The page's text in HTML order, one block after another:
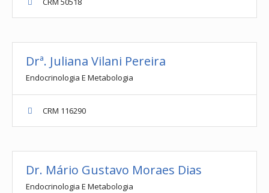
Drª. Juliana Vilani Pereira
Endocrinologia E Metabologia
CRM 116290
Dr. Mário Gustavo Moraes Dias
Endocrinologia E Metabologia